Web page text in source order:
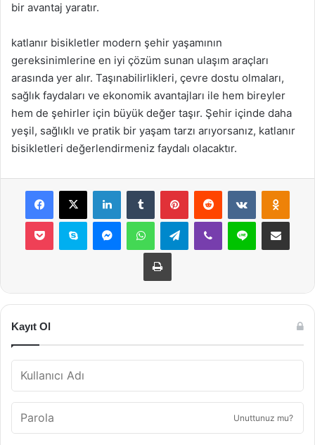
bir avantaj yaratır.
katlanır bisikletler modern şehir yaşamının
gereksinimlerine en iyi çözüm sunan ulaşım araçları
arasında yer alır. Taşınabilirlikleri, çevre dostu olmaları,
sağlık faydaları ve ekonomik avantajları ile hem bireyler
hem de şehirler için büyük değer taşır. Şehir içinde daha
yeşil, sağlıklı ve pratik bir yaşam tarzı arıyorsanız, katlanır
bisikletleri değerlendirmeniz faydalı olacaktır.
Facebook
X LinkedInTumblr PinterestReddit VKontakte
Pocket Skype MessengerWhatsAppTelegramViber Line E-Posta ile
Yazdır
Kayıt Ol
Unuttunuz mu?